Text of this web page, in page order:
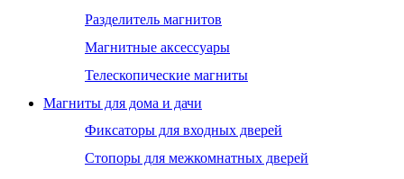
Разделитель магнитов
Магнитные аксессуары
Телескопические магниты
Магниты для дома и дачи
Фиксаторы для входных дверей
Стопоры для межкомнатных дверей